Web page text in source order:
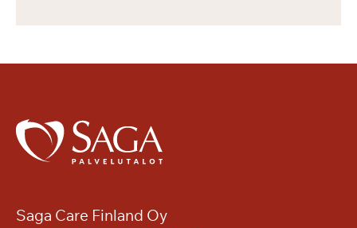
Saga Care Finland Oy